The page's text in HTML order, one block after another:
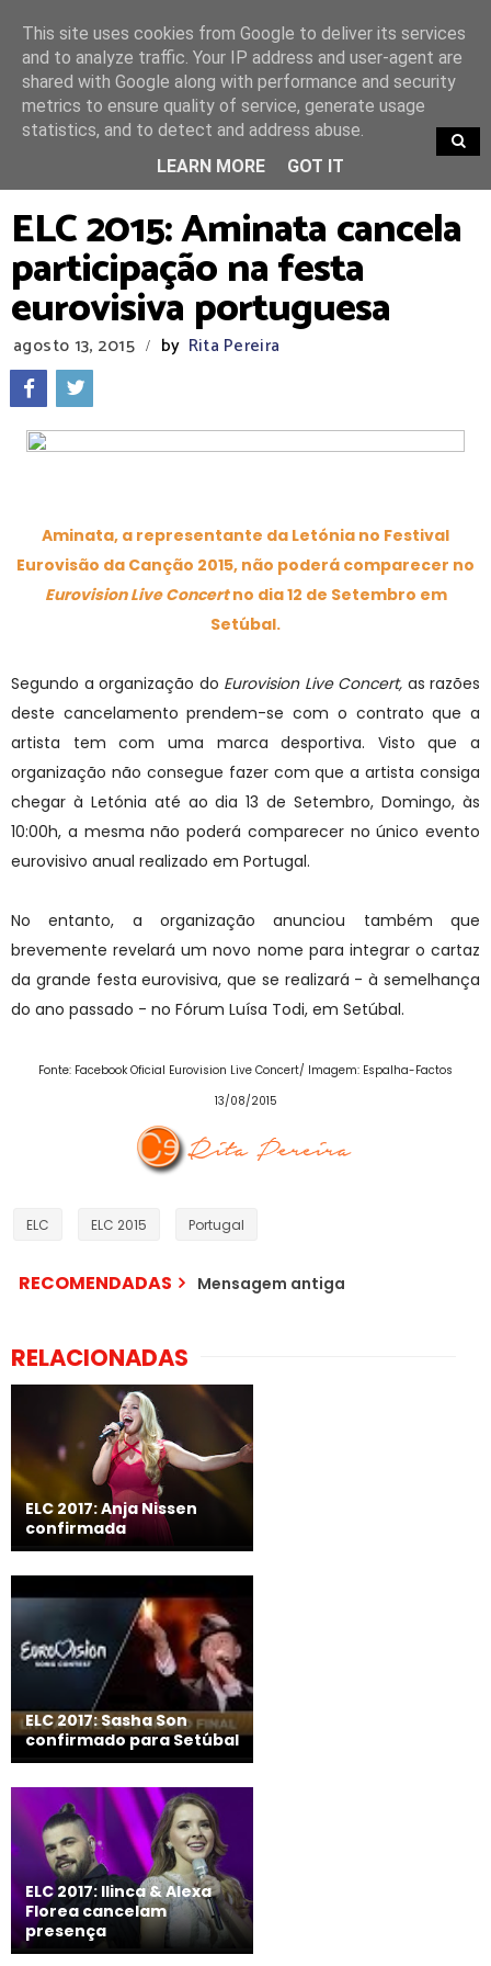
TRENDING
ELC 2015: Aminata cancela
participação na festa
eurovisiva portuguesa
agosto 13, 2015 / by Rita Pereira
Aminata, a representante da Letónia no Festival
Eurovisão da Canção 2015, não poderá comparecer no
Eurovision Live Concertno dia 12 de Setembro em
Setúbal.
Segundo a organização do Eurovision Live Concert, as razões
deste cancelamento prendem-se com o contrato que a
artista tem com uma marca desportiva. Visto que a
organização não consegue fazer com que a artista consiga
chegar à Letónia até ao dia 13 de Setembro, Domingo, às
10:00h, a mesma não poderá comparecer no único evento
eurovisivo anual realizado em Portugal.
No entanto, a organização anunciou também que
brevemente revelará um novo nome para integrar o cartaz
da grande festa eurovisiva, que se realizará - à semelhança
do ano passado - no Fórum Luísa Todi, em Setúbal.
Fonte: Facebook Oficial Eurovision Live Concert/ Imagem: Espalha-Factos
13/08/2015
ELC ELC 2015 Portugal
RECOMENDADAS Mensagem antiga
RELACIONADAS
ELC 2017: Anja Nissen
confirmada
ELC 2017: Sasha Son
confirmado para Setúbal
ELC 2017: Ilinca & Alexa
Florea cancelam
presença
This site uses cookies from Google to deliver its services
and to analyze traffic. Your IP address and user-agent are
shared with Google along with performance and security
metrics to ensure quality of service, generate usage
statistics, and to detect and address abuse.
LEARN MORE
GOT IT